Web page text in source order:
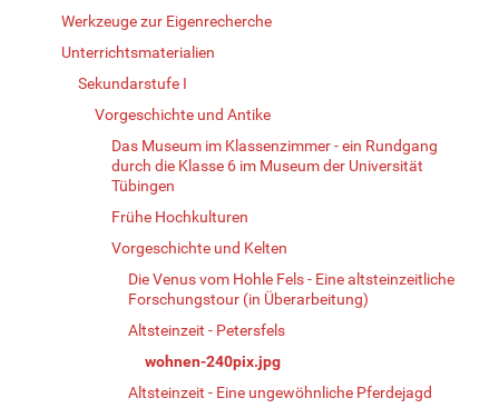
Werkzeuge zur Eigenrecherche
Unterrichtsmaterialien
Sekundarstufe I
Vorgeschichte und Antike
Das Museum im Klassenzimmer - ein Rundgang
durch die Klasse 6 im Museum der Universität
Tübingen
Frühe Hochkulturen
Vorgeschichte und Kelten
Die Venus vom Hohle Fels - Eine altsteinzeitliche
Forschungstour (in Überarbeitung)
Altsteinzeit - Petersfels
wohnen-240pix.jpg
Altsteinzeit - Eine ungewöhnliche Pferdejagd